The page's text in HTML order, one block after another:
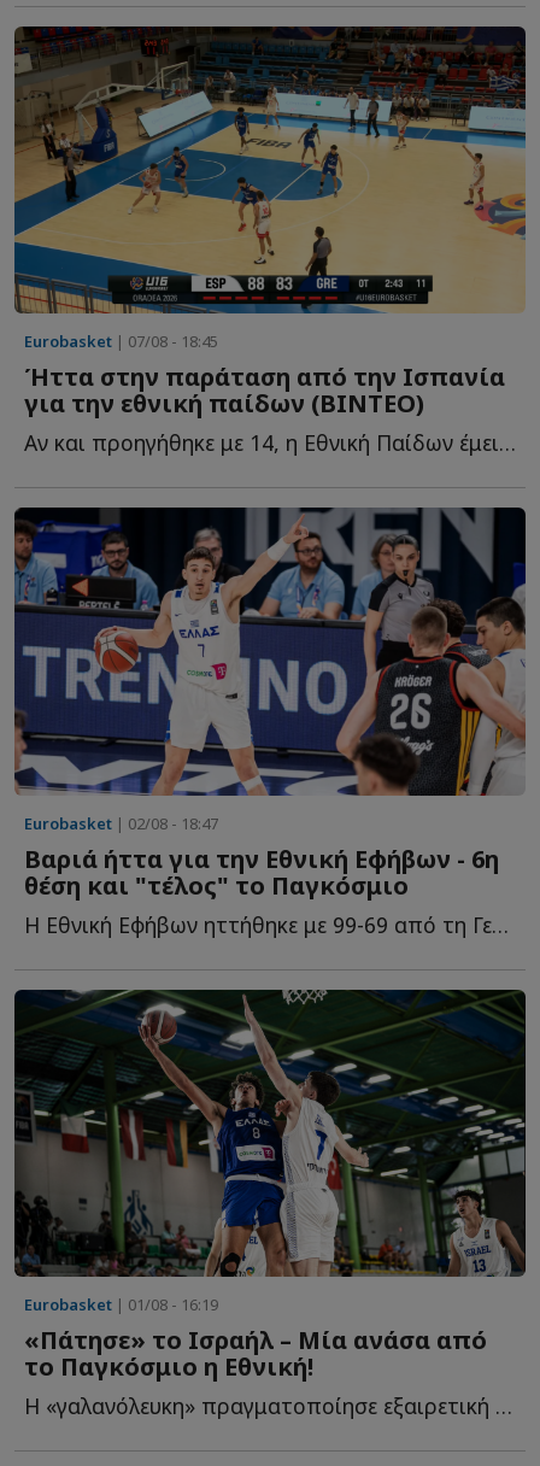
Eurobasket | 07/08 - 18:45
Ήττα στην παράταση από την Ισπανία
για την εθνική παίδων (ΒΙΝΤΕΟ)
Αν και προηγήθηκε με 14, η Εθνική Παίδων έμεινε από δυνάμεις κ...
Eurobasket | 02/08 - 18:47
Βαριά ήττα για την Εθνική Εφήβων - 6η
θέση και "τέλος" το Παγκόσμιο
Η Εθνική Εφήβων ηττήθηκε με 99-69 από τη Γερμανία, με αποτέλεσμα ν...
Eurobasket | 01/08 - 16:19
«Πάτησε» το Ισραήλ – Μία ανάσα από
το Παγκόσμιο η Εθνική!
Η «γαλανόλευκη» πραγματοποίησε εξαιρετική εμφάνιση, κ...